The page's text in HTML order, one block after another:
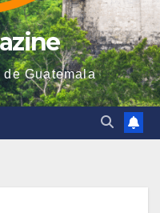
Guatemala